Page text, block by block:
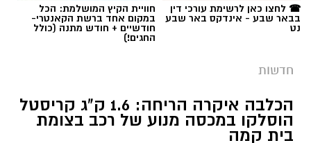
הכלבה איקרה הריחה: 1.6 ק"ג קריסטל
בית קמה
כלבנית משטרתית חשפה סמים קשים שהוסלקו
במכסה מנוע של רכב, ושני צעירים מהפזורה
נעצרו. בפעילות נוספת באזור התעשייה ברהט,